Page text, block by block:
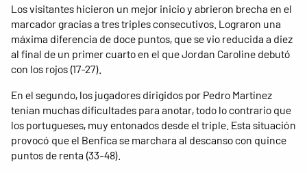
Los visitantes hicieron un mejor inicio y abrieron brecha en el
marcador gracias a tres triples consecutivos. Lograron una
máxima diferencia de doce puntos, que se vio reducida a diez
al final de un primer cuarto en el que Jordan Caroline debutó
con los rojos (17-27).
En el segundo, los jugadores dirigidos por Pedro Martínez
tenían muchas dificultades para anotar, todo lo contrario que
los portugueses, muy entonados desde el triple. Esta situación
provocó que el Benfica se marchara al descanso con quince
puntos de renta (33-48).